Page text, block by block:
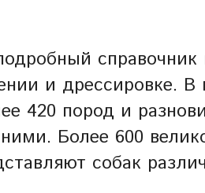
и дрессировке.
420 пород и
Более 600
собак